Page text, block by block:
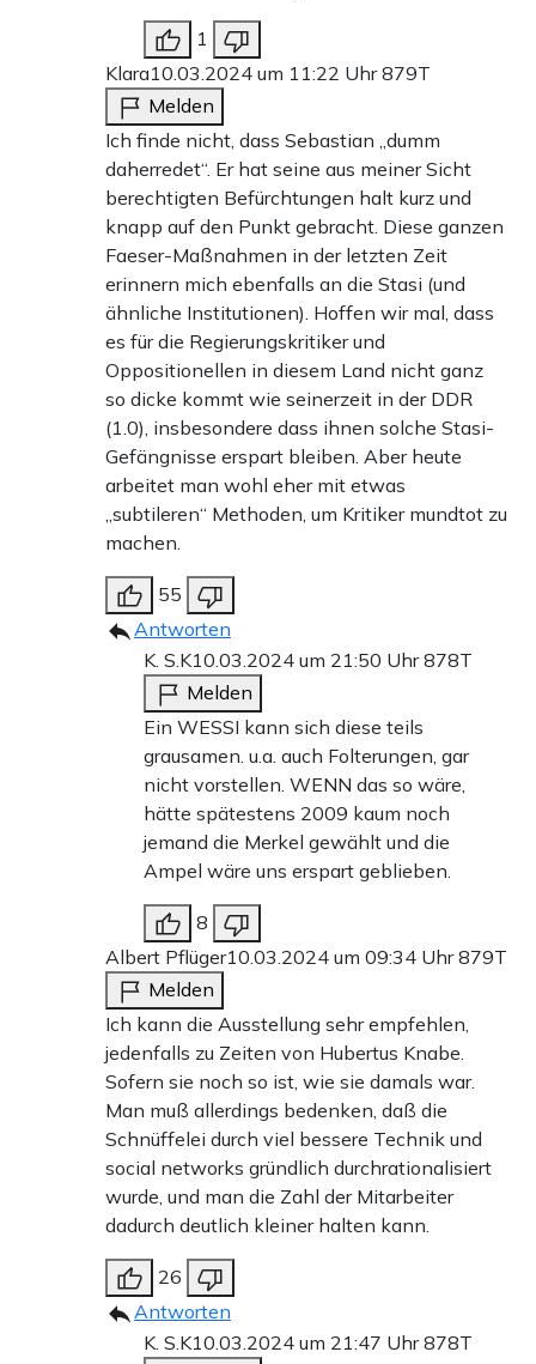
1
Klara10.03.2024 um 11:22 Uhr879T
Melden
Ich finde nicht, dass Sebastian „dumm
daherredet“. Er hat seine aus meiner Sicht
berechtigten Befürchtungen halt kurz und
knapp auf den Punkt gebracht. Diese ganzen
Faeser-Maßnahmen in der letzten Zeit
erinnern mich ebenfalls an die Stasi (und
ähnliche Institutionen). Hoffen wir mal, dass
es für die Regierungskritiker und
Oppositionellen in diesem Land nicht ganz
so dicke kommt wie seinerzeit in der DDR
(1.0), insbesondere dass ihnen solche Stasi-
Gefängnisse erspart bleiben. Aber heute
arbeitet man wohl eher mit etwas
„subtileren“ Methoden, um Kritiker mundtot zu
machen.
55
Antworten
K. S.K10.03.2024 um 21:50 Uhr878T
Melden
Ein WESSI kann sich diese teils
grausamen. u.a. auch Folterungen, gar
nicht vorstellen. WENN das so wäre,
hätte spätestens 2009 kaum noch
jemand die Merkel gewählt und die
Ampel wäre uns erspart geblieben.
8
Albert Pflüger10.03.2024 um 09:34 Uhr879T
Melden
Ich kann die Ausstellung sehr empfehlen,
jedenfalls zu Zeiten von Hubertus Knabe.
Sofern sie noch so ist, wie sie damals war.
Man muß allerdings bedenken, daß die
Schnüffelei durch viel bessere Technik und
social networks gründlich durchrationalisiert
wurde, und man die Zahl der Mitarbeiter
dadurch deutlich kleiner halten kann.
26
Antworten
K. S.K10.03.2024 um 21:47 Uhr878T